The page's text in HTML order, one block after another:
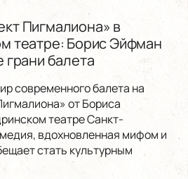
Пигмалиона» в
театре: Борис Эйфман
грани балета
современного балета на
от Бориса
театре Санкт-
вдохновленная мифом и
стать культурным